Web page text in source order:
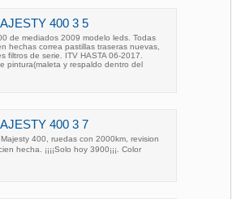
400 3 5
de mediados 2009 modelo leds. Todas
hechas correa pastillas traseras nuevas,
filtros de serie. ITV HASTA 06-2017.
pintura(maleta y respaldo dentro del
400 3 7
400, ruedas con 2000km, revision
hecha. ¡¡¡¡Solo hoy 3900¡¡¡. Color